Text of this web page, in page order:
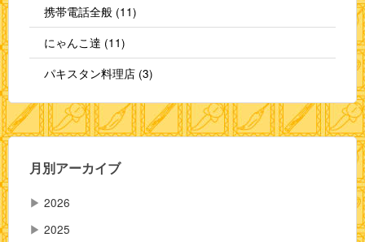
携帯電話全般 (11)
にゃんこ達 (11)
パキスタン料理店 (3)
月別アーカイブ
▶ 2026
▶ 2025